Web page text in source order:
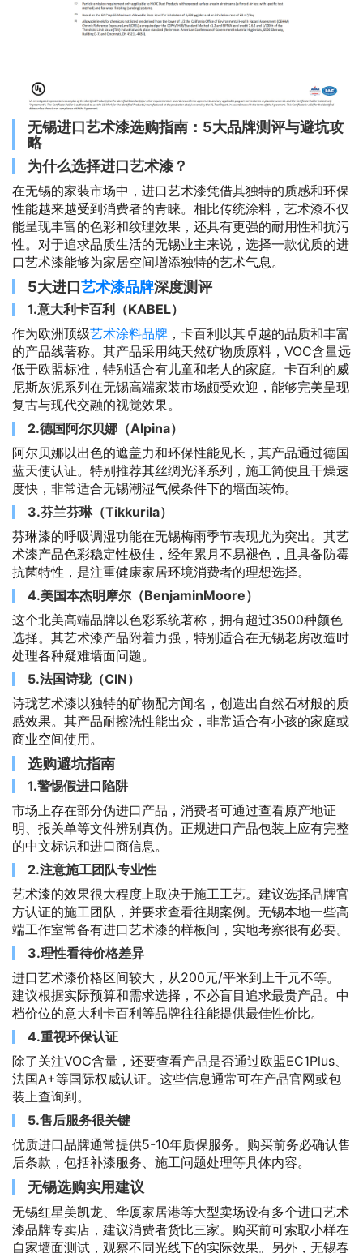
无锡进口艺术漆选购指南：5大品牌测评与避坑攻
略
为什么选择进口艺术漆？
在无锡的家装市场中，进口艺术漆凭借其独特的质感和环保
性能越来越受到消费者的青睐。相比传统涂料，艺术漆不仅
能呈现丰富的色彩和纹理效果，还具有更强的耐用性和抗污
性。对于追求品质生活的无锡业主来说，选择一款优质的进
口艺术漆能够为家居空间增添独特的艺术气息。
5大进口艺术漆品牌深度测评
1.意大利卡百利（KABEL）
作为欧洲顶级艺术涂料品牌 ，卡百利以其卓越的品质和丰富
的产品线著称。其产品采用纯天然矿物质原料，VOC含量远
低于欧盟标准，特别适合有儿童和老人的家庭。卡百利的威
尼斯灰泥系列在无锡高端家装市场颇受欢迎，能够完美呈现
复古与现代交融的视觉效果。
2.德国阿尔贝娜（Alpina）
阿尔贝娜以出色的遮盖力和环保性能见长，其产品通过德国
蓝天使认证。特别推荐其丝绸光泽系列，施工简便且干燥速
度快，非常适合无锡潮湿气候条件下的墙面装饰。
3.芬兰芬琳（Tikkurila）
芬琳漆的呼吸调湿功能在无锡梅雨季节表现尤为突出。其艺
术漆产品色彩稳定性极佳，经年累月不易褪色，且具备防霉
抗菌特性，是注重健康家居环境消费者的理想选择。
4.美国本杰明摩尔（BenjaminMoore）
这个北美高端品牌以色彩系统著称，拥有超过3500种颜色
选择。其艺术漆产品附着力强，特别适合在无锡老房改造时
处理各种疑难墙面问题。
5.法国诗珑（CIN）
诗珑艺术漆以独特的矿物配方闻名，创造出自然石材般的质
感效果。其产品耐擦洗性能出众，非常适合有小孩的家庭或
商业空间使用。
选购避坑指南
1.警惕假进口陷阱
市场上存在部分伪进口产品，消费者可通过查看原产地证
明、报关单等文件辨别真伪。正规进口产品包装上应有完整
的中文标识和进口商信息。
2.注意施工团队专业性
艺术漆的效果很大程度上取决于施工工艺。建议选择品牌官
方认证的施工团队，并要求查看往期案例。无锡本地一些高
端工作室常备有进口艺术漆的样板间，实地考察很有必要。
3.理性看待价格差异
进口艺术漆价格区间较大，从200元/平米到上千元不等。
建议根据实际预算和需求选择，不必盲目追求最贵产品。中
档价位的意大利卡百利等品牌往往能提供最佳性价比。
4.重视环保认证
除了关注VOC含量，还要查看产品是否通过欧盟EC1Plus、
法国A+等国际权威认证。这些信息通常可在产品官网或包
装上查询到。
5.售后服务很关键
优质进口品牌通常提供5-10年质保服务。购买前务必确认售
后条款，包括补漆服务、施工问题处理等具体内容。
无锡选购实用建议
无锡红星美凯龙、华厦家居港等大型卖场设有多个进口艺术
漆品牌专卖店，建议消费者货比三家。购买前可索取小样在
自家墙面测试，观察不同光线下的实际效果。另外，无锡春